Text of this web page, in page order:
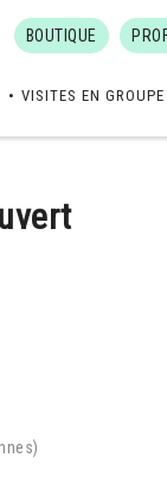
BOUTIQUE
VISITES EN GROUPE